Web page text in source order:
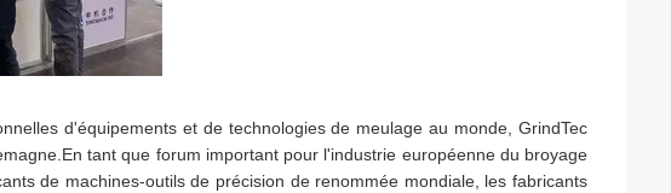
d'équipements et de technologies de meulage au monde, GrindTec
tant que forum important pour l'industrie européenne du broyage
de machines-outils de précision de renommée mondiale, les fabricants